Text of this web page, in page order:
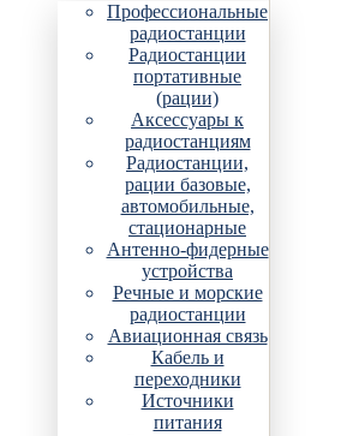
Профессиональные
радиостанции
Радиостанции
портативные
(рации)
Аксессуары к
радиостанциям
Радиостанции,
рации базовые,
автомобильные,
стационарные
Антенно-фидерные
устройства
Речные и морские
радиостанции
Авиационная связь
Кабель и
переходники
Источники
питания